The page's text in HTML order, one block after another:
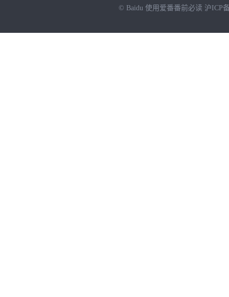
© Baidu 使用爱番番前必读 沪ICP